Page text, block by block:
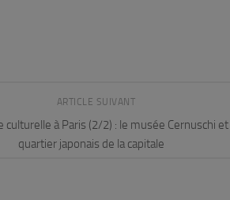
ARTICLE SUIVANT
culturelle à Paris (2/2) : le musée Cernuschi
quartier japonais de la capitale